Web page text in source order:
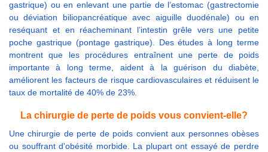
gastrique) ou en enlevant une partie de l’estomac (gastrectomie
ou déviation biliopancréatique avec aiguille duodénale) ou en
reséquant et en réacheminant l’intestin grêle vers une petite
poche gastrique (pontage gastrique). Des études à long terme
montrent que les procédures entraînent une perte de poids
importante à long terme, aident à la guérison du diabète,
améliorent les facteurs de risque cardiovasculaires et réduisent le
taux de mortalité de 40% de 23%.
La chirurgie de perte de poids vous convient-elle?
Une chirurgie de perte de poids convient aux personnes obèses
ou souffrant d'obésité morbide. La plupart ont essayé de perdre